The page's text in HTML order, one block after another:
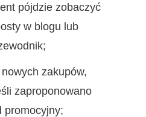
pójdzie zobaczyć
w blogu lub
zakupów,
zaproponowano
promocyjny;